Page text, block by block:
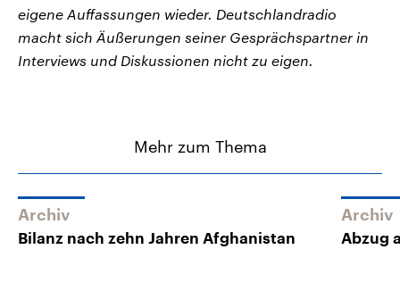
eigene Auffassungen wieder. Deutschlandradio
macht sich Äußerungen seiner Gesprächspartner in
Interviews und Diskussionen nicht zu eigen.
Mehr zum Thema
Archiv
Bilanz nach zehn Jahren Afghanistan
Archiv
Abzug